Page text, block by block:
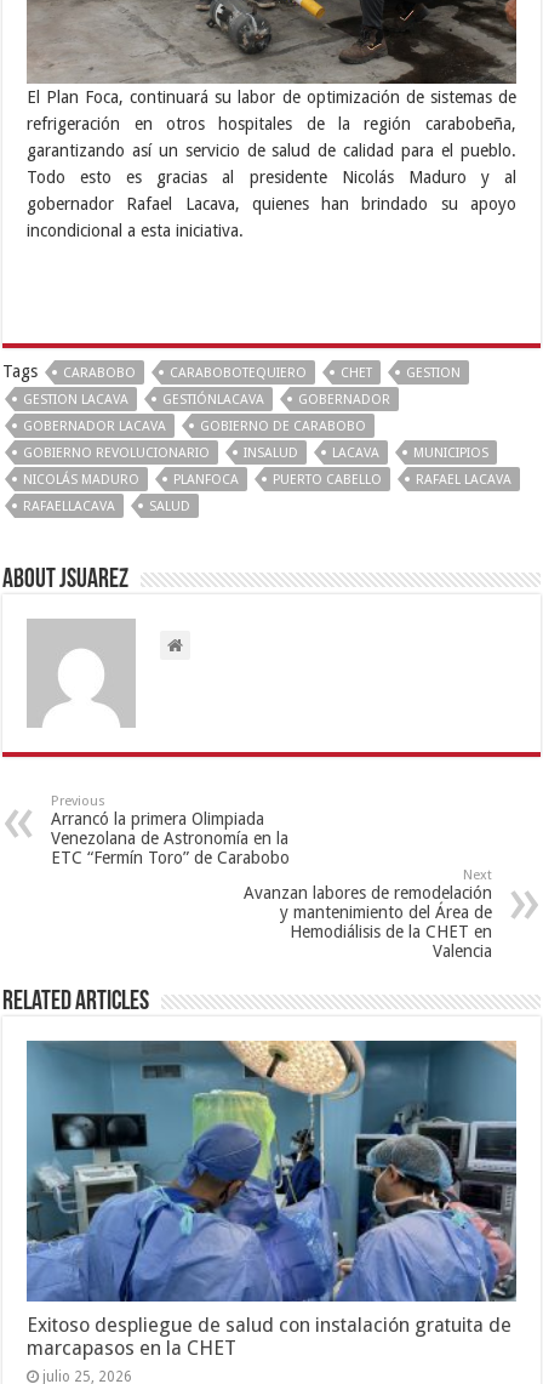
El Plan Foca, continuará su labor de optimización de sistemas de
refrigeración en otros hospitales de la región carabobeña,
garantizando así un servicio de salud de calidad para el pueblo.
Todo esto es gracias al presidente Nicolás Maduro y al
gobernador Rafael Lacava, quienes han brindado su apoyo
incondicional a esta iniciativa.
Tags CARABOBO CARABOBOTEQUIERO CHET
GESTION
GESTION LACAVA
GESTIÓNLACAVA
GOBERNADOR
GOBERNADOR LACAVA
GOBIERNO DE CARABOBO
GOBIERNO REVOLUCIONARIO
INSALUD LACAVA
MUNICIPIOS
NICOLÁS MADURO
PLANFOCA PUERTO CABELLO
RAFAEL LACAVA
RAFAELLACAVA
SALUD
About Jsuarez
Previous
Arrancó la primera Olimpiada
Venezolana de Astronomía en la
ETC “Fermín Toro” de Carabobo
Next
Avanzan labores de remodelación
y mantenimiento del Área de
Hemodiálisis de la CHET en
Valencia
Related Articles
Exitoso despliegue de salud con instalación gratuita de
marcapasos en la CHET
julio 25, 2026